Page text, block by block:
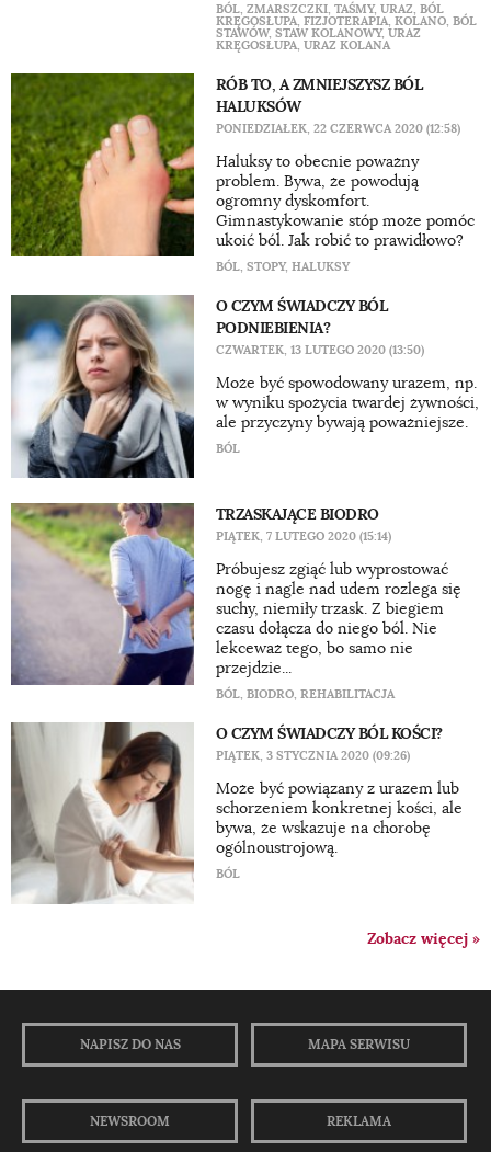
BÓL, ZMARSZCZKI, TAŚMY, URAZ, BÓL
KRĘGOSŁUPA, FIZJOTERAPIA, KOLANO, BÓL
STAWÓW, STAW KOLANOWY, URAZ
KRĘGOSŁUPA, URAZ KOLANA
RÓB TO, A ZMNIEJSZYSZ BÓL
HALUKSÓW
PONIEDZIAŁEK, 22 CZERWCA 2020 (12:58)
Haluksy to obecnie poważny
problem. Bywa, że powodują
ogromny dyskomfort.
Gimnastykowanie stóp może pomóc
ukoić ból. Jak robić to prawidłowo?
BÓL, STOPY, HALUKSY
O CZYM ŚWIADCZY BÓL
PODNIEBIENIA?
CZWARTEK, 13 LUTEGO 2020 (13:50)
Może być spowodowany urazem, np.
w wyniku spożycia twardej żywności,
ale przyczyny bywają poważniejsze.
BÓL
TRZASKAJĄCE BIODRO
PIĄTEK, 7 LUTEGO 2020 (15:14)
Próbujesz zgiąć lub wyprostować
nogę i nagle nad udem rozlega się
suchy, niemiły trzask. Z biegiem
czasu dołącza do niego ból. Nie
lekceważ tego, bo samo nie
przejdzie...
BÓL, BIODRO, REHABILITACJA
O CZYM ŚWIADCZY BÓL KOŚCI?
PIĄTEK, 3 STYCZNIA 2020 (09:26)
Może być powiązany z urazem lub
schorzeniem konkretnej kości, ale
bywa, że wskazuje na chorobę
ogólnoustrojową.
BÓL
Zobacz więcej »
NAPISZ DO NAS MAPA SERWISU
NEWSROOM REKLAMA